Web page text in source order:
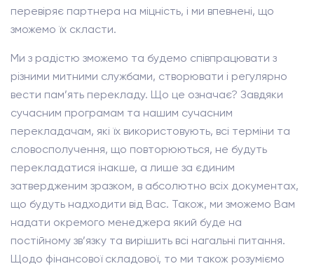
перевіряє партнера на міцність, і ми впевнені, що
зможемо їх скласти.
Ми з радістю зможемо та будемо співпрацювати з
різними митними службами, створювати і регулярно
вести пам’ять перекладу. Що це означає? Завдяки
сучасним програмам та нашим сучасним
перекладачам, які їх використовують, всі терміни та
словосполучення, що повторюються, не будуть
перекладатися інакше, а лише за єдиним
затвердженим зразком, в абсолютно всіх документах,
що будуть надходити від Вас. Також, ми зможемо Вам
надати окремого менеджера який буде на
постійному зв’язку та вирішить всі нагальні питання.
Щодо фінансової складової, то ми також розуміємо